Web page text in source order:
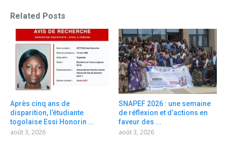
Related Posts
Après cinq ans de
disparition, l’étudiante
togolaise Essi Honorin ...
août 3, 2026
SNAPEF 2026 : une semaine
de réflexion et d’actions en
faveur des ...
août 3, 2026